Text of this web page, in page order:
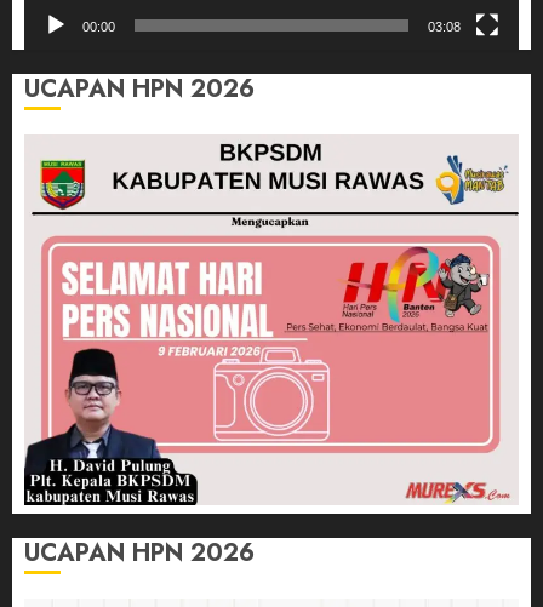
00:00 03:08
UCAPAN HPN 2026
UCAPAN HPN 2026